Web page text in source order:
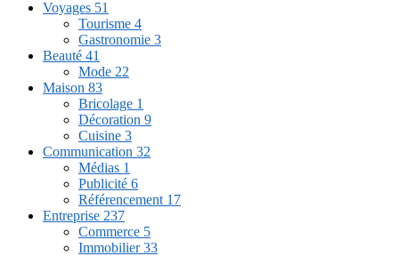
Voyages 51
Tourisme 4
Gastronomie 3
Beauté 41
Mode 22
Maison 83
Bricolage 1
Décoration 9
Cuisine 3
Communication 32
Médias 1
Publicité 6
Référencement 17
Entreprise 237
Commerce 5
Immobilier33